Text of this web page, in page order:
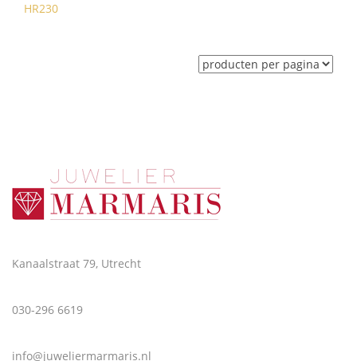
HR230
Kanaalstraat 79, Utrecht
030-296 6619
info@juweliermarmaris.nl